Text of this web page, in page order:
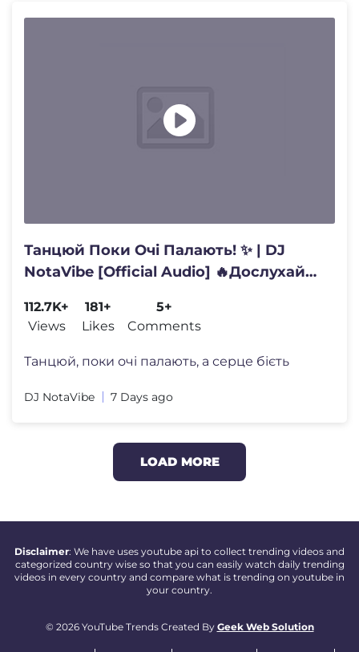
Танцюй Поки Очі Палають! ✨ | DJ
NotaVibe [Official Audio] 🔥Дослухай
112.7K+
Views
181+
Likes
5+
Comments
Танцюй, поки очі палають, а серце бієть
DJ NotaVibe 7 Days ago
LOAD MORE
Disclaimer: We have uses youtube api to collect trending videos and
categorized country wise so that you can easily watch daily trending
videos in every country and compare what is trending on youtube in
your country.
© 2026 YouTube Trends Created By Geek Web Solution